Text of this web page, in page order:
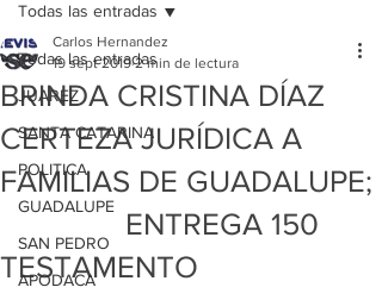
Todas las entradas
JUAREZ
SANTA CATARINA
POLITICA
GUADALUPE
SAN PEDRO
APODACA
Todas las entradas
BRINDA CRISTINA DÍAZ
CERTEZA JURÍDICA A
FAMILIAS DE GUADALUPE;
ENTREGA 150
TESTAMENTO
Carlos Hernandez
19 sept 2019 2 min de lectura